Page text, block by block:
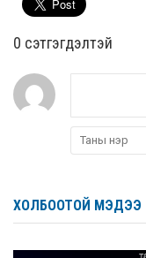
0 cэтгэгдэлтэй
ХОЛБООТОЙ МЭДЭЭ